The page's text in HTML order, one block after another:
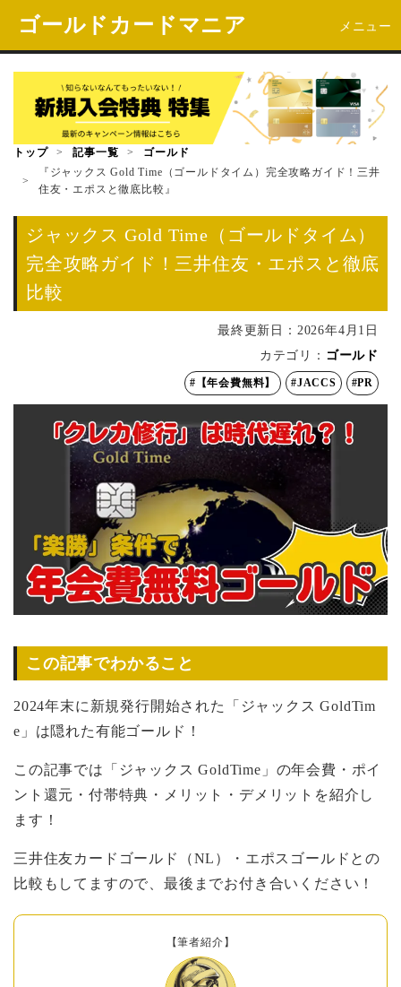
ゴールドカードマニア メニュー
トップ > 記事一覧 > ゴールド
>
『ジャックス Gold Time（ゴールドタイム）完全攻略ガイド！三井
住友・エポスと徹底比較』
ジャックス Gold Time（ゴールドタイム）
完全攻略ガイド！三井住友・エポスと徹底
比較
最終更新日： 2026年4月1日
カテゴリ： ゴールド
#【年会費無料】 #JACCS #PR
この記事でわかること
2024年末に新規発行開始された「ジャックス GoldTim
e」は隠れた有能ゴールド！
この記事では「ジャックス GoldTime」の年会費・ポイ
ント還元・付帯特典・メリット・デメリットを紹介し
ます！
三井住友カードゴールド（NL）・エポスゴールドとの
比較もしてますので、最後までお付き合いください！
【筆者紹介】